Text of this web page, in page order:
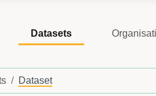
Datasets
Dataset